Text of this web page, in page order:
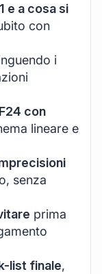
e a cosa si
con
i
con
lineare e
senza
prima
list finale,